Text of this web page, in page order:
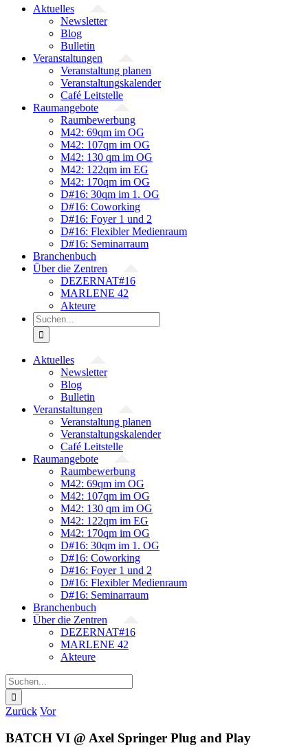
Aktuelles
Newsletter
Blog
Bulletin
Veranstaltungen
Veranstaltung planen
Veranstaltungskalender
Café Leitstelle
Raumangebote
Raumbewerbung
M42: 69qm im OG
M42: 107qm im OG
M42: 130 qm im OG
M42: 122qm im EG
M42: 170qm im OG
D#16: 30qm im 1. OG
D#16: Coworking
D#16: Foyer 1 und 2
D#16: Flexibler Medienraum
D#16: Seminarraum
Branchenbuch
Über die Zentren
DEZERNAT#16
MARLENE 42
Akteure
Suche
nach:
Aktuelles
Newsletter
Blog
Bulletin
Veranstaltungen
Veranstaltung planen
Veranstaltungskalender
Café Leitstelle
Raumangebote
Raumbewerbung
M42: 69qm im OG
M42: 107qm im OG
M42: 130 qm im OG
M42: 122qm im EG
M42: 170qm im OG
D#16: 30qm im 1. OG
D#16: Coworking
D#16: Foyer 1 und 2
D#16: Flexibler Medienraum
D#16: Seminarraum
Branchenbuch
Über die Zentren
DEZERNAT#16
MARLENE 42
Akteure
Suche
nach:
Zurück Vor
BATCH VI @ Axel Springer Plug and Play